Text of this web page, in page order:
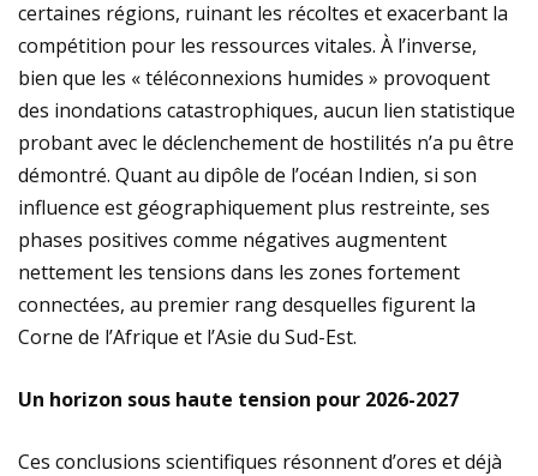
certaines régions, ruinant les récoltes et exacerbant la
compétition pour les ressources vitales. À l’inverse,
bien que les « téléconnexions humides » provoquent
des inondations catastrophiques, aucun lien statistique
probant avec le déclenchement de hostilités n’a pu être
démontré. Quant au dipôle de l’océan Indien, si son
influence est géographiquement plus restreinte, ses
phases positives comme négatives augmentent
nettement les tensions dans les zones fortement
connectées, au premier rang desquelles figurent la
Corne de l’Afrique et l’Asie du Sud-Est.
Un horizon sous haute tension pour 2026-2027
Ces conclusions scientifiques résonnent d’ores et déjà